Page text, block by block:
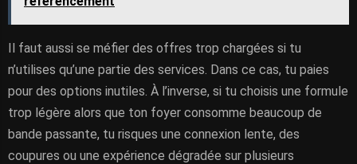
Il faut aussi se méfier des offres trop chargées si tu
n’utilises qu’une partie des services. Dans ce cas, tu paies
pour des options inutiles. À l’inverse, si tu choisis une formule
trop légère alors que ton foyer consomme beaucoup de
bande passante, tu risques une connexion lente, des
coupures ou une expérience dégradée sur plusieurs